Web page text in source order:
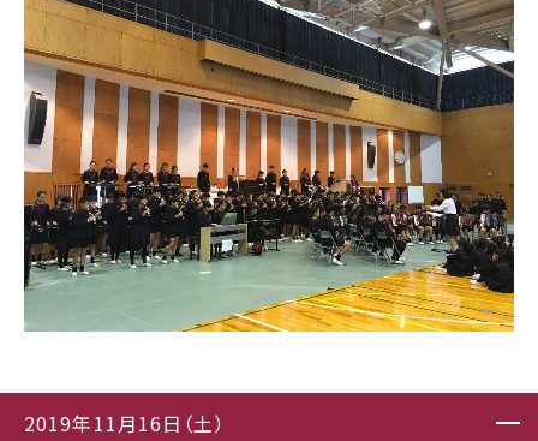
2019年11月16日（土）